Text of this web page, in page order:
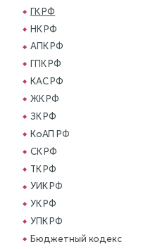
ГК РФ
НК РФ
АПК РФ
ГПК РФ
КАС РФ
ЖК РФ
ЗК РФ
КоАП РФ
СК РФ
ТК РФ
УИК РФ
УК РФ
УПК РФ
Бюджетный кодекс